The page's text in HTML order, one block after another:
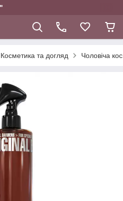
Косметика та догляд Чоловіча